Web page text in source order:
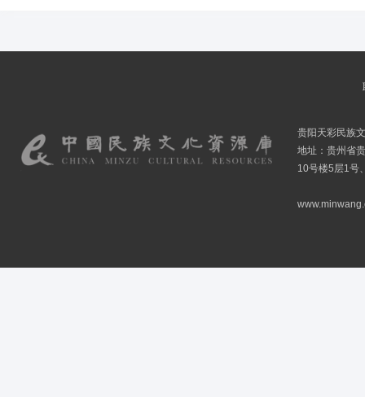
贵阳天彩民族
地址：贵州省
10号楼5层1号